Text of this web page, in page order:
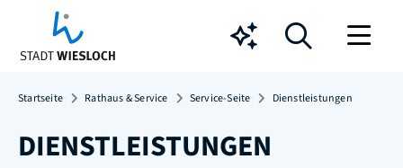
Chatbot
Startseite Rathaus & Service Service-Seite Dienstleistungen
DIENSTLEISTUNGEN